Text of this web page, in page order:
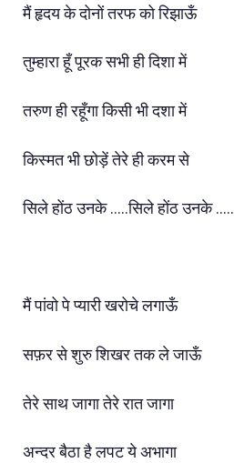
मैं हृदय के दोनों तरफ को रिझाऊँ
तुम्हारा हूँ पूरक सभी ही दिशा में
तरुण ही रहूँगा किसी भी दशा में
किस्मत भी छोड़ें तेरे ही करम से
सिले होंठ उनके .....सिले होंठ उनके .....
मैं पांवो पे प्यारी खरोचे लगाऊँ
सफ़र से शुरु शिखर तक ले जाऊँ
तेरे साथ जागा तेरे रात जागा
अन्दर बैठा है लपट ये अभागा